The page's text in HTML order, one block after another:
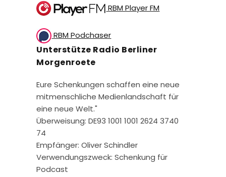
RBM Player FM
RBM Podchaser
Unterstütze Radio Berliner
Morgenroete
Eure Schenkungen schaffen eine neue
mitmenschliche Medienlandschaft für
eine neue Welt."
Überweisung: DE93 1001 1001 2624 3740
74
Empfänger: Oliver Schindler
Verwendungszweck: Schenkung für
Podcast